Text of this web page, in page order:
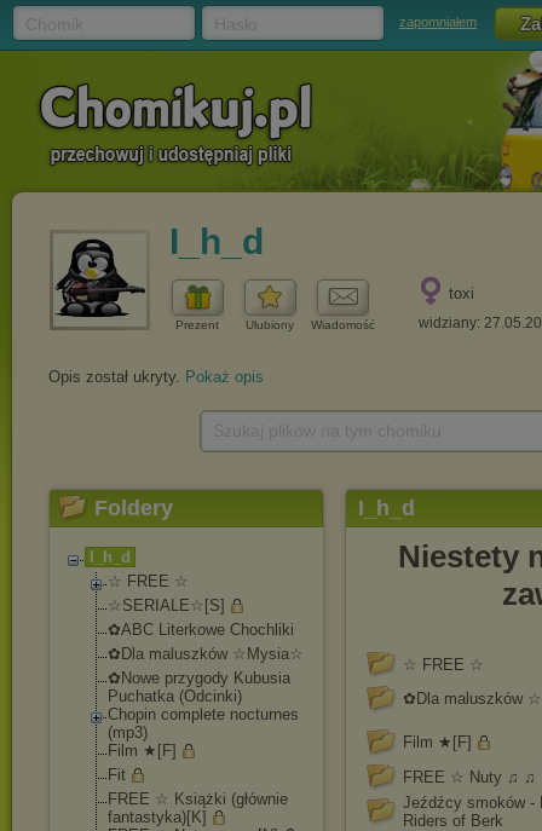
zapomniałem
I_h_d
Prezent Ulubiony Wiadomość
toxi
widziany:
Opis został ukryty. Pokaż opis
Foldery
I_h_d
☆ FREE ☆
☆SERIALE☆[S]
✿ABC Literkowe Chochliki
✿Dla maluszków ☆Mysia☆
✿Nowe przygody Kubusia
Puchatka (Odcinki)
Chopin complete nocturnes
(mp3)
Film ★[F]
Fit
FREE ☆ Książki (głównie
fantastyka)[K]
I_h_d
Niestety
☆ FREE ☆
✿Dla maluszków
Film ★[F]
FREE ☆ Nuty ♫ ♫
Jeźdźcy smoków -
Riders of Berk